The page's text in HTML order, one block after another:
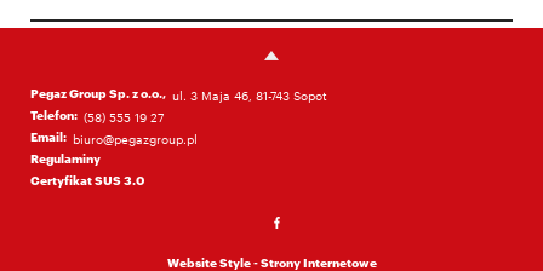
Pegaz Group Sp. z o.o., ul. 3 Maja 46, 81-743 Sopot
Telefon: (58) 555 19 27
Email: biuro@pegazgroup.pl
Regulaminy
Certyfikat SUS 3.0
Website Style - Strony Internetowe